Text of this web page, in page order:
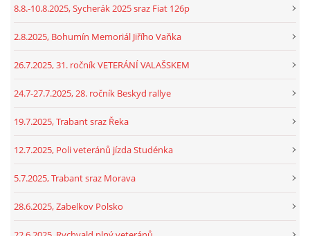
8.8.-10.8.2025, Sycherák 2025 sraz Fiat 126p
2.8.2025, Bohumín Memoriál Jiřího Vaňka
26.7.2025, 31. ročník VETERÁNÍ VALAŠSKEM
24.7-27.7.2025, 28. ročník Beskyd rallye
19.7.2025, Trabant sraz Řeka
12.7.2025, Poli veteránů jízda Studénka
5.7.2025, Trabant sraz Morava
28.6.2025, Zabelkov Polsko